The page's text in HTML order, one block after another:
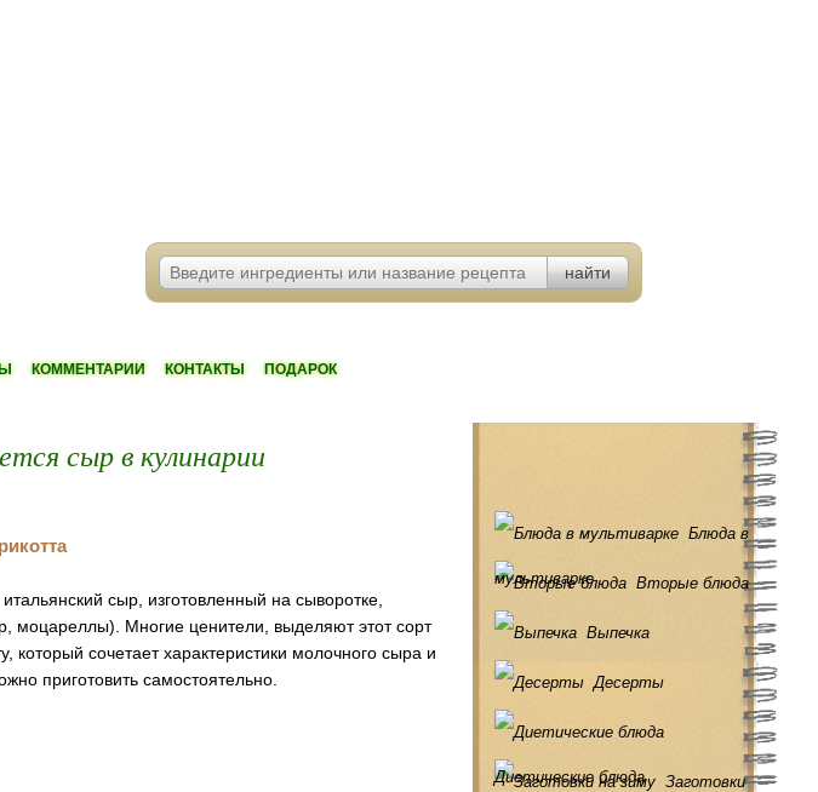
КОММЕНТАРИИ КОНТАКТЫ ПОДАРОК
сыр в кулинарии
сыр, изготовленный на сыворотке,
моцареллы). Многие ценители, выделяют этот сорт
сочетает характеристики молочного сыра и
приготовить самостоятельно.
Блюда в
мультиварке Вторые блюда
Выпечка
Десерты
Диетические блюда Заготовки